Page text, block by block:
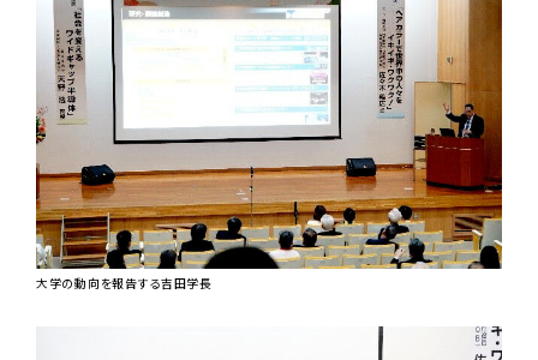
大学の動向を報告する吉田学長